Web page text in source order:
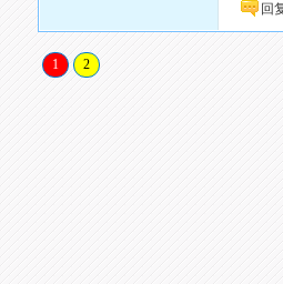
回
1 2